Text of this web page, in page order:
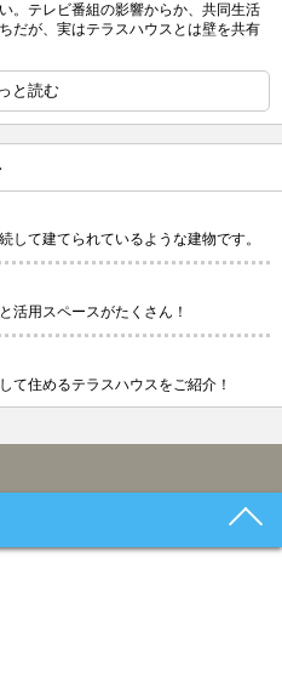
。テレビ番組の影響からか、共同生活
だが、実はテラスハウスとは壁を共有
と読む
して建てられているような建物です。
活用スペースがたくさん！
て住めるテラスハウスをご紹介！